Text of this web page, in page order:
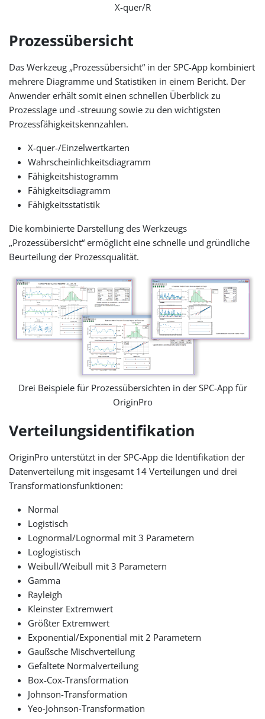
X-quer/R
Prozessübersicht
Das Werkzeug „Prozessübersicht“ in der SPC-App kombiniert
mehrere Diagramme und Statistiken in einem Bericht. Der
Anwender erhält somit einen schnellen Überblick zu
Prozesslage und -streuung sowie zu den wichtigsten
Prozessfähigkeitskennzahlen.
X-quer-/Einzelwertkarten
Wahrscheinlichkeitsdiagramm
Fähigkeitshistogramm
Fähigkeitsdiagramm
Fähigkeitsstatistik
Die kombinierte Darstellung des Werkzeugs
„Prozessübersicht“ ermöglicht eine schnelle und gründliche
Beurteilung der Prozessqualität.
Drei Beispiele für Prozessübersichten in der SPC-App für
OriginPro
Verteilungsidentifikation
OriginPro unterstützt in der SPC-App die Identifikation der
Datenverteilung mit insgesamt 14 Verteilungen und drei
Transformationsfunktionen:
Normal
Logistisch
Lognormal/Lognormal mit 3 Parametern
Loglogistisch
Weibull/Weibull mit 3 Parametern
Gamma
Rayleigh
Kleinster Extremwert
Größter Extremwert
Exponential/Exponential mit 2 Parametern
Gaußsche Mischverteilung
Gefaltete Normalverteilung
Box-Cox-Transformation
Johnson-Transformation
Yeo-Johnson-Transformation